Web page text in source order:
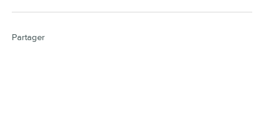
Partager